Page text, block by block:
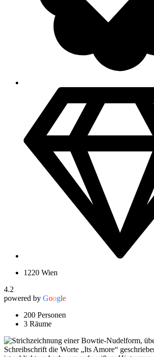
1220 Wien
4.2
powered by Google
200 Personen
3 Räume